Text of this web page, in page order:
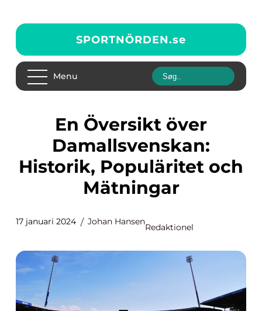
SPORTNÖRDEN.se
Menu
En Översikt över
Damallsvenskan:
Historik, Populäritet och
Mätningar
17 januari 2024 Johan Hansen
Redaktionel